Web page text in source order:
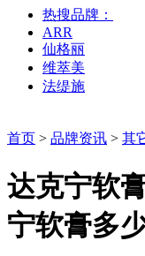
热搜品牌：
ARR
仙格丽
维萃美
法缇施
首页 > 品牌资讯 > 其
达克宁软
宁软膏多